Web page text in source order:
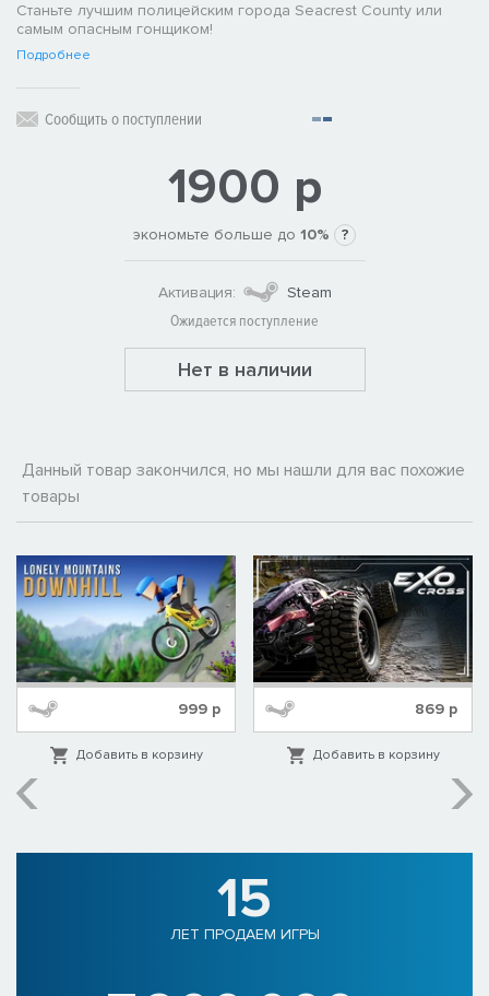
Станьте лучшим полицейским города Seacrest County или
самым опасным гонщиком!
Подробнее
Сообщить о поступлении
1900 р
экономьте больше до 10% ?
Активация:
Steam
Ожидается поступление
Нет в наличии
Данный товар закончился, но мы нашли для вас похожие
товары
999 р
Добавить в корзину
869 р
Добавить в корзину
15
ЛЕТ ПРОДАЕМ ИГРЫ